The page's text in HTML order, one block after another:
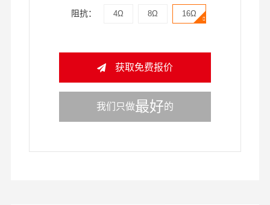
阻抗： 4Ω 8Ω 16Ω
获取免费报价
我们只做最好的